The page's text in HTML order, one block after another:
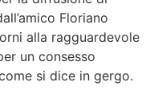
Floriano
alla ragguardevole
un consesso
si dice in gergo.